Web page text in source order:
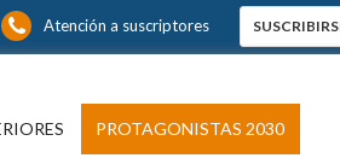
SUSCRIBIRSE
Atención a suscriptores
PROTAGONISTAS 2030
límites. ×